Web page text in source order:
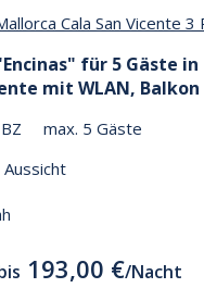
für 5 Gäste in
mit WLAN, Balkon
max. 5 Gäste
193,00 €/Nacht